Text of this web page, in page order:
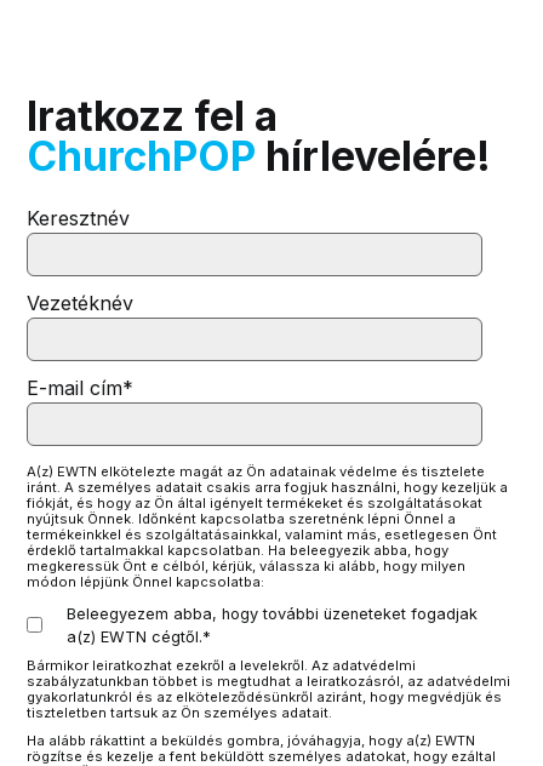
Iratkozz fel a
ChurchPOP hírlevelére!
Keresztnév
Vezetéknév
E-mail cím*
A(z) EWTN elkötelezte magát az Ön adatainak védelme és tisztelete
iránt. A személyes adatait csakis arra fogjuk használni, hogy kezeljük a
fiókját, és hogy az Ön által igényelt termékeket és szolgáltatásokat
nyújtsuk Önnek. Időnként kapcsolatba szeretnénk lépni Önnel a
termékeinkkel és szolgáltatásainkkal, valamint más, esetlegesen Önt
érdeklő tartalmakkal kapcsolatban. Ha beleegyezik abba, hogy
megkeressük Önt e célból, kérjük, válassza ki alább, hogy milyen
módon lépjünk Önnel kapcsolatba:
Beleegyezem abba, hogy további üzeneteket fogadjak
a(z) EWTN cégtől.*
Bármikor leiratkozhat ezekről a levelekről. Az adatvédelmi
szabályzatunkban többet is megtudhat a leiratkozásról, az adatvédelmi
gyakorlatunkról és az elköteleződésünkről aziránt, hogy megvédjük és
tiszteletben tartsuk az Ön személyes adatait.
Ha alább rákattint a beküldés gombra, jóváhagyja, hogy a(z) EWTN
rögzítse és kezelje a fent beküldött személyes adatokat, hogy ezáltal